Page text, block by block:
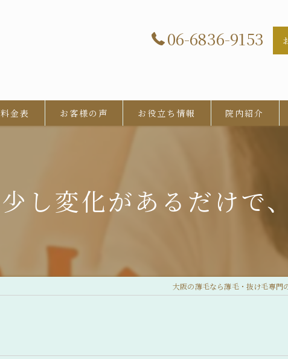
06-6836-9153
料金表 お客様の声 お役立ち情報 院内紹介
少し変化があるだけで、
大阪の薄毛なら薄毛・抜け毛専門